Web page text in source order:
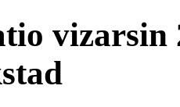
vizarsin